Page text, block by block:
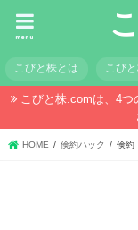
menu
こびと株とは こび
こびと株.comは、4
HOME 倹約ハック 倹約